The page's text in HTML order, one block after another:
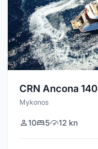
CRN Ancona 140
Mykonos
10 5 12 kn